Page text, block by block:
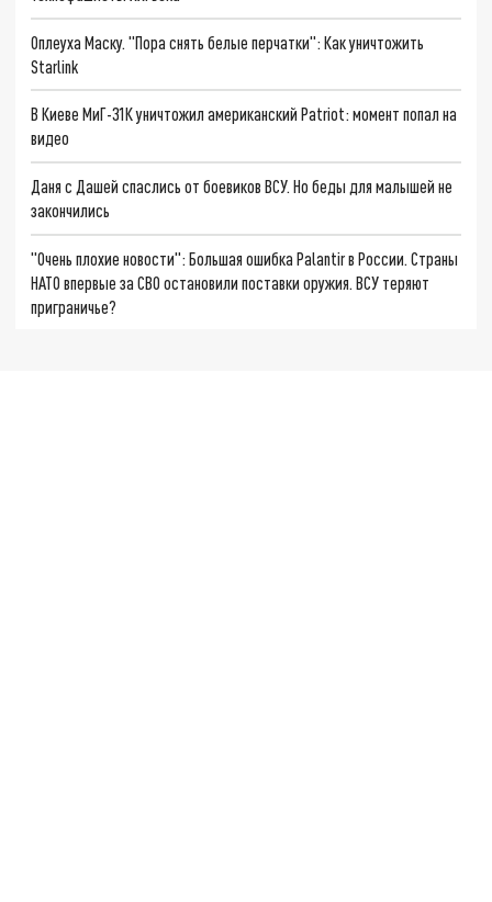
Оплеуха Маску. "Пора снять белые перчатки": Как уничтожить
Starlink
В Киеве МиГ-31К уничтожил американский Patriot: момент попал на
видео
Даня с Дашей спаслись от боевиков ВСУ. Но беды для малышей не
закончились
"Очень плохие новости": Большая ошибка Palantir в России. Страны
НАТО впервые за СВО остановили поставки оружия. ВСУ теряют
приграничье?